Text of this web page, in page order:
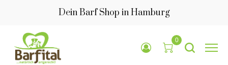
Dein Barf Shop in Hamburg
0